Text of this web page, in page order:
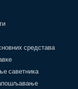
средстава
саветника